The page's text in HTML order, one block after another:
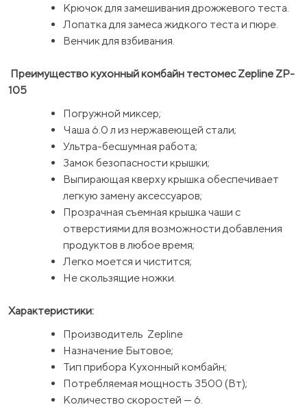
Крючок для замешивания дрожжевого теста.
Лопатка для замеса жидкого теста и пюре.
Венчик для взбивания.
Преимущество кухонный комбайн тестомес Zepline ZP-
105
Погружной миксер;
Чаша 6.0 л из нержавеющей стали;
Ультра-бесшумная работа;
Замок безопасности крышки;
Выпирающая кверху крышка обеспечивает
легкую замену аксессуаров;
Прозрачная съемная крышка чаши с
отверстиями для возможности добавления
продуктов в любое время;
Легко моется и чистится;
Не скользящие ножки.
Характеристики:
Производитель Zepline
Назначение Бытовое;
Тип прибора Кухонный комбайн;
Потребляемая мощность 3500 (Вт);
Количество скоростей — 6.